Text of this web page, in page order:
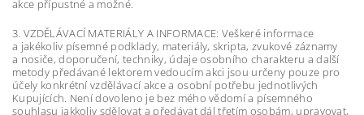
akce přípustné a možné.
3. VZDĚLÁVACÍ MATERIÁLY A INFORMACE: Veškeré informace
a jakékoliv písemné podklady, materiály, skripta, zvukové záznamy
a nosiče, doporučení, techniky, údaje osobního charakteru a další
metody předávané lektorem vedoucím akci jsou určeny pouze pro
účely konkrétní vzdělávací akce a osobní potřebu jednotlivých
Kupujících. Není dovoleno je bez mého vědomí a písemného
souhlasu jakkoliv sdělovat a předávat dál třetím osobám, upravovat,